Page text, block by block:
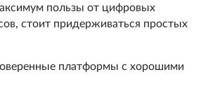
пользы от цифровых
стоит придерживаться простых
платформы с хорошими